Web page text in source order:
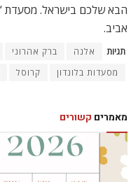
אביב.
תגיות אלנה ברק אהרוני
מסעדות בלונדון
קרוסל
מאמרים קשורים